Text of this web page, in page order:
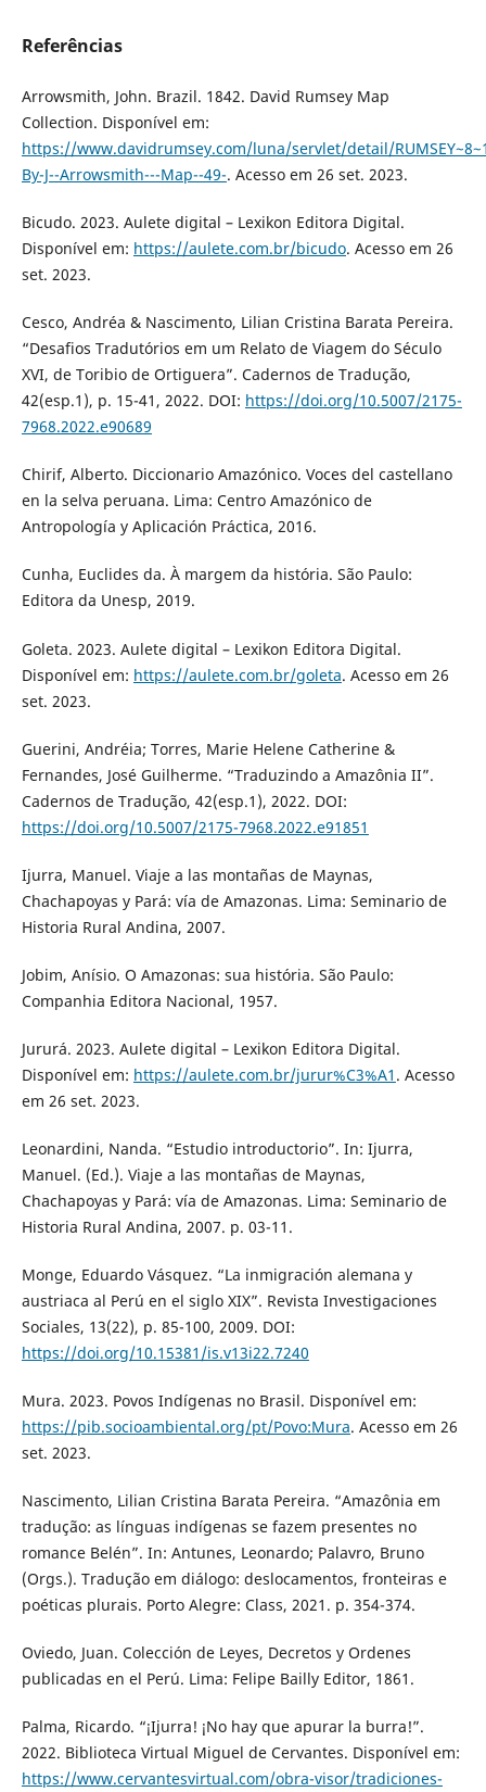
Referências
Arrowsmith, John. Brazil. 1842. David Rumsey Map
Collection. Disponível em:
https://www.davidrumsey.com/luna/servlet/detail/
By-J--Arrowsmith---Map--49-. Acesso em 26 set. 2023.
Bicudo. 2023. Aulete digital – Lexikon Editora Digital.
Disponível em: https://aulete.com.br/bicudo. Acesso em 26
set. 2023.
Cesco, Andréa & Nascimento, Lilian Cristina Barata Pereira.
“Desafios Tradutórios em um Relato de Viagem do Século
XVI, de Toribio de Ortiguera”. Cadernos de Tradução,
42(esp.1), p. 15-41, 2022. DOI: https://doi.org/10.5007/2175-
7968.2022.e90689
Chirif, Alberto. Diccionario Amazónico. Voces del castellano
en la selva peruana. Lima: Centro Amazónico de
Antropología y Aplicación Práctica, 2016.
Cunha, Euclides da. À margem da história. São Paulo:
Editora da Unesp, 2019.
Goleta. 2023. Aulete digital – Lexikon Editora Digital.
Disponível em: https://aulete.com.br/goleta. Acesso em 26
set. 2023.
Guerini, Andréia; Torres, Marie Helene Catherine &
Fernandes, José Guilherme. “Traduzindo a Amazônia II”.
Cadernos de Tradução, 42(esp.1), 2022. DOI:
https://doi.org/10.5007/2175-7968.2022.e91851
Ijurra, Manuel. Viaje a las montañas de Maynas,
Chachapoyas y Pará: vía de Amazonas. Lima: Seminario de
Historia Rural Andina, 2007.
Jobim, Anísio. O Amazonas: sua história. São Paulo:
Companhia Editora Nacional, 1957.
Jururá. 2023. Aulete digital – Lexikon Editora Digital.
Disponível em: https://aulete.com.br/jurur%C3%A1 . Acesso
em 26 set. 2023.
Leonardini, Nanda. “Estudio introductorio”. In: Ijurra,
Manuel. (Ed.). Viaje a las montañas de Maynas,
Chachapoyas y Pará: vía de Amazonas. Lima: Seminario de
Historia Rural Andina, 2007. p. 03-11.
Monge, Eduardo Vásquez. “La inmigración alemana y
austriaca al Perú en el siglo XIX”. Revista Investigaciones
Sociales, 13(22), p. 85-100, 2009. DOI:
https://doi.org/10.15381/is.v13i22.7240
Mura. 2023. Povos Indígenas no Brasil. Disponível em:
https://pib.socioambiental.org/pt/Povo:Mura. Acesso em 26
set. 2023.
Nascimento, Lilian Cristina Barata Pereira. “Amazônia em
tradução: as línguas indígenas se fazem presentes no
romance Belén”. In: Antunes, Leonardo; Palavro, Bruno
(Orgs.). Tradução em diálogo: deslocamentos, fronteiras e
poéticas plurais. Porto Alegre: Class, 2021. p. 354-374.
Oviedo, Juan. Colección de Leyes, Decretos y Ordenes
publicadas en el Perú. Lima: Felipe Bailly Editor, 1861.
Palma, Ricardo. “¡Ijurra! ¡No hay que apurar la burra!”.
2022. Biblioteca Virtual Miguel de Cervantes. Disponível em:
https://www.cervantesvirtual.com/obra-visor/tradiciones-